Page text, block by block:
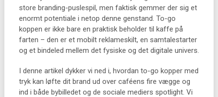
store branding-puslespil, men faktisk gemmer der sig et
enormt potentiale i netop denne genstand. To-go
koppen er ikke bare en praktisk beholder til kaffe på
farten – den er et mobilt reklameskilt, en samtalestarter
og et bindeled mellem det fysiske og det digitale univers.
I denne artikel dykker vi ned i, hvordan to-go kopper med
tryk kan løfte dit brand ud over caféens fire vægge og
ind i både bybilledet og de sociale mediers spotlight. Vi